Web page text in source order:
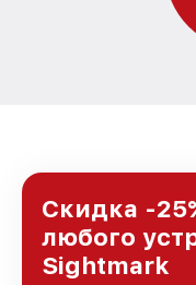
Скидка -
любого
Sightmark